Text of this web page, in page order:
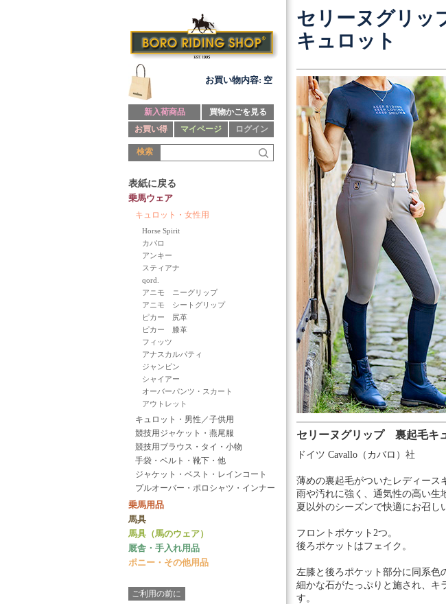
お買い物内容: 空
新入荷商品
買物かごを見る
お買い得
マイページ ログイン
検索
表紙に戻る
乗馬ウェア
キュロット・女性用
Horse Spirit
カバロ
アンキー
スティアナ
qord.
アニモ ニーグリップ
アニモ シートグリップ
ピカー 尻革
ピカー 膝革
フィッツ
アナスカルパティ
ジャンピン
シャイアー
オーバーパンツ・スカート
アウトレット
キュロット・男性／子供用
競技用ジャケット・燕尾服
競技用ブラウス・タイ・小物
手袋・ベルト・靴下・他
ジャケット・ベスト・レインコート
プルオーバー・ポロシャツ・インナー
乗馬用品
馬具
馬具（馬のウェア）
厩舎・手入れ用品
ポニー・その他用品
ご利用の前に
セリーヌグリ
キュロット
セリーヌグリップ 裏起毛キ
ドイツ Cavallo（カバロ）社
薄めの裏起毛がついたレディース
雨や汚れに強く、通気性の高い生
夏以外のシーズンで快適にお召し
フロントポケット2つ。
後ろポケットはフェイク。
左膝と後ろポケット部分に同系色
細かな石がたっぷりと施され、キ
す。